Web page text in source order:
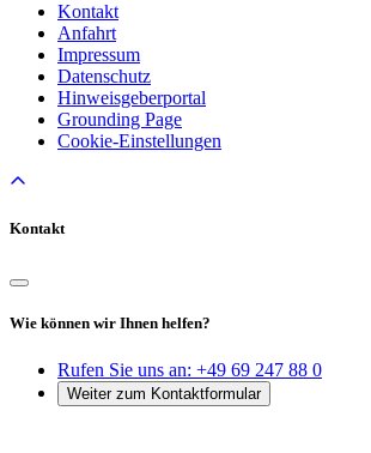
Kontakt
Anfahrt
Impressum
Datenschutz
Hinweisgeberportal
Grounding Page
Cookie-Einstellungen
Kontakt
Wie können wir Ihnen helfen?
Rufen Sie uns an: +49 69 247 88 0